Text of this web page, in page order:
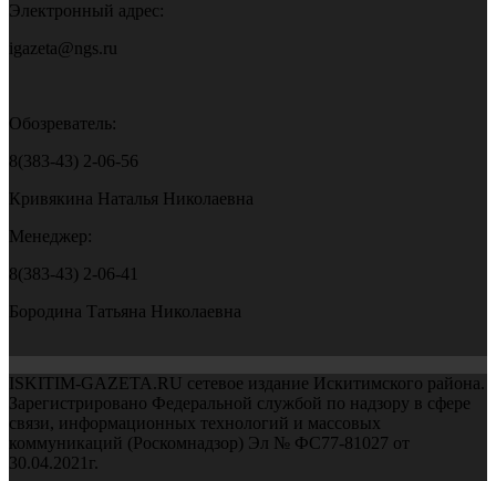
Электронный адрес:
igazeta@ngs.ru
Обозреватель:
8(383-43) 2-06-56
Кривякина Наталья Николаевна
Менеджер:
8(383-43) 2-06-41
Бородина Татьяна Николаевна
ISKITIM-GAZETA.RU сетевое издание Искитимского района.
Зарегистрировано Федеральной службой по надзору в сфере
связи, информационных технологий и массовых
коммуникаций (Роскомнадзор) Эл № ФС77-81027 от
30.04.2021г.